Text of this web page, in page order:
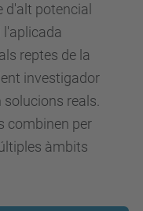
d'alt potencial
reptes de la
investigador
reals.
combinen per
àmbits